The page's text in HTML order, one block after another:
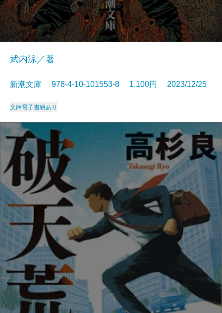
武内涼／著
新潮文庫 978-4-10-101553-8 1,100円 2023/12/25
文庫電子書籍あり